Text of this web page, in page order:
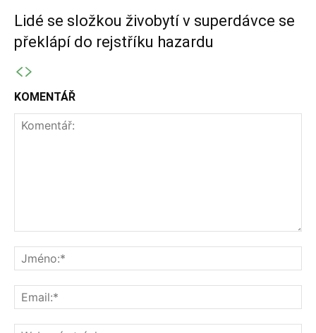
Lidé se složkou živobytí v superdávce se
překlápí do rejstříku hazardu
KOMENTÁŘ